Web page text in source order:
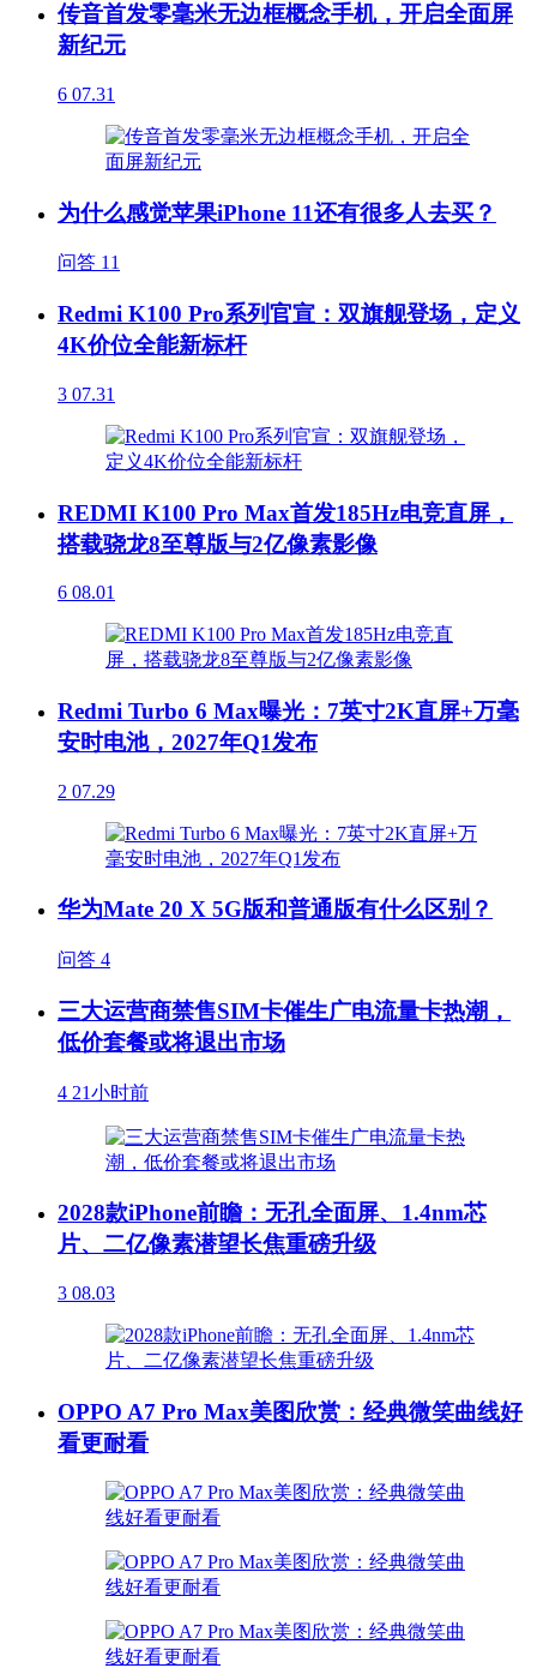
传音首发零毫米无边框概念手机，开启全面屏
新纪元
6 07.31
为什么感觉苹果iPhone 11还有很多人去买？
问答 11
Redmi K100 Pro系列官宣：双旗舰登场，定义
4K价位全能新标杆
3 07.31
REDMI K100 Pro Max首发185Hz电竞直屏，
搭载骁龙8至尊版与2亿像素影像
6 08.01
Redmi Turbo 6 Max曝光：7英寸2K直屏+万毫
安时电池，2027年Q1发布
2 07.29
华为Mate 20 X 5G版和普通版有什么区别？
问答 4
三大运营商禁售SIM卡催生广电流量卡热潮，
低价套餐或将退出市场
4 21小时前
2028款iPhone前瞻：无孔全面屏、1.4nm芯
片、二亿像素潜望长焦重磅升级
3 08.03
OPPO A7 Pro Max美图欣赏：经典微笑曲线好
看更耐看